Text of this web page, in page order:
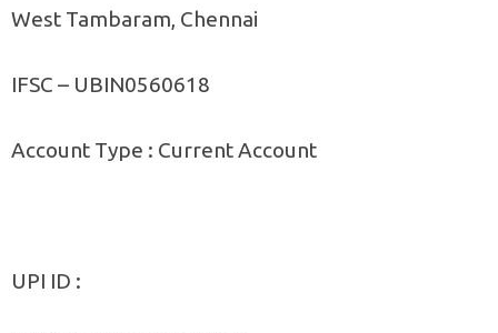
West Tambaram, Chennai
IFSC – UBIN0560618
Account Type : Current Account
UPI ID :